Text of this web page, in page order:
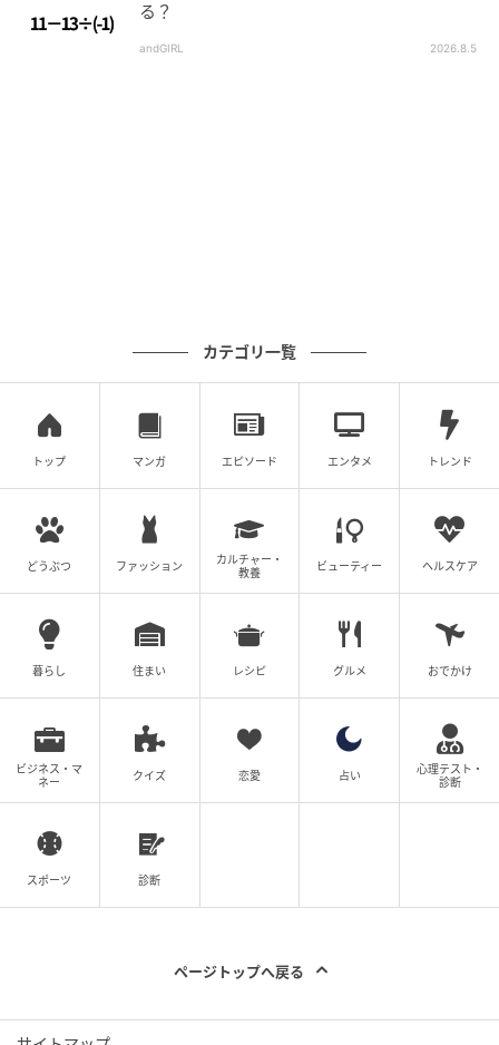
る？
andGIRL 2026.8.5
カテゴリ一覧
トップ マンガ エピソード エンタメ トレンド
どうぶつ ファッション
カルチャー・
教養
ビューティー ヘルスケア
暮らし 住まい レシピ グルメ おでかけ
ビジネス・マ
ネー
クイズ 恋愛 占い
心理テスト・
診断
スポーツ 診断
ページトップへ戻る